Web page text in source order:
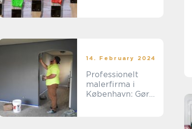
14. February 2024
Professionelt
malerfirma i
København: Gør